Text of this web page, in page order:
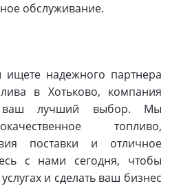
обслуживание.
надежного партнера
в Хотьково, компания
лучший выбор. Мы
топливо,
поставки и отличное
с нами сегодня, чтобы
и сделать ваш бизнес